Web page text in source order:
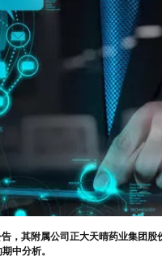
，其附属公司正大天晴药业集团
中分析。